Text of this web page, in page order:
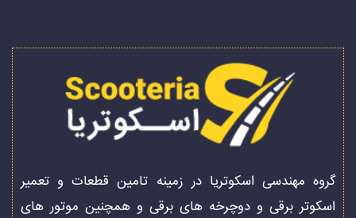
گروه مهندسی اسکوتریا در زمینه تامین قطعات و تعمیر
اسکوتر برقی و دوچرخه های برقی و همچنین موتور های